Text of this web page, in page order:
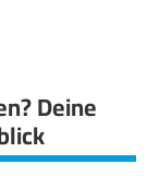
Deine